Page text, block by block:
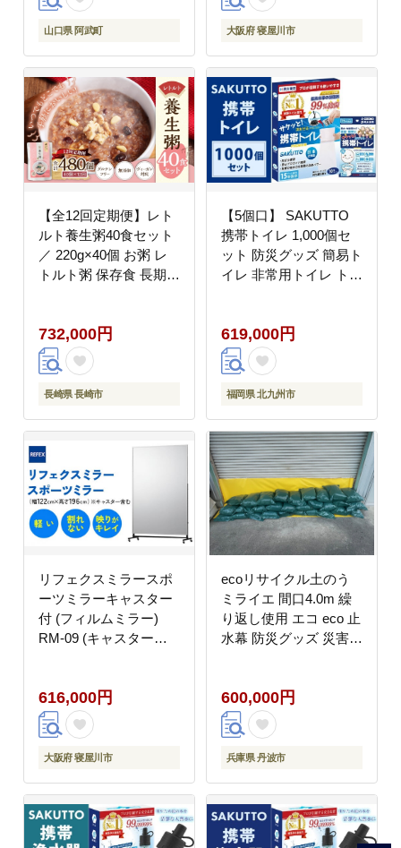
山口県 阿武町
電 ソーラー [0811]
大阪府 寝屋川市
【全12回定期便】レト
ルト養生粥40食セット
／ 220g×40個 お粥 レ
トルト粥 保存食 長期保
732,000円
長崎県 長崎市
【5個口】 SAKUTTO
携帯トイレ 1,000個セ
ット 防災グッズ 簡易ト
イレ 非常用トイレ トイ
九州市
619,000円
福岡県 北九州市
リフェクスミラースポ
ーツミラーキャスター
付 (フィルムミラー)
RM-09 (キャスター含
量 鏡 姿見 全身鏡 リフ
ェクスミラー スタンド
ミラー インテリア 家具
防災 着付け 着替え ダ
製 [1440]
616,000円
大阪府 寝屋川市
ecoリサイクル土のう
ミライエ 間口4.0m 繰
り返し使用 エコ eco 止
水幕 防災グッズ 災害対
リサイクル 防災用品 兵
庫県 丹波市
600,000円
兵庫県 丹波市